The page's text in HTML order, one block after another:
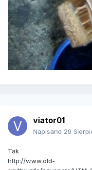
viator01
Napisano 29
Tak
http://www.old-